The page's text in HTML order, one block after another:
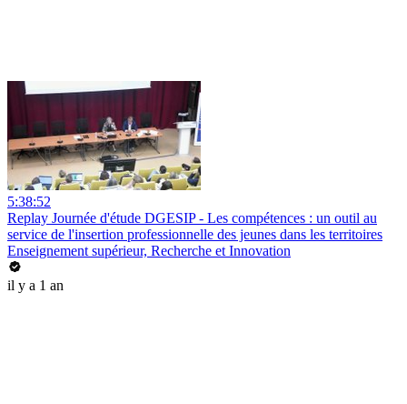
5:38:52
Replay Journée d'étude DGESIP - Les compétences : un outil au
service de l'insertion professionnelle des jeunes dans les territoires
Enseignement supérieur, Recherche et Innovation
il y a 1 an